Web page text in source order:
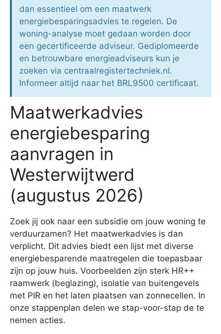
dan essentieel om een maatwerk
energiebesparingsadvies te regelen. De
woning-analyse moet gedaan worden door
een gecertificeerde adviseur. Gediplomeerde
en betrouwbare energieadviseurs kun je
zoeken via centraalregistertechniek.nl.
Informeer altijd naar het BRL9500 certificaat.
Maatwerkadvies
energiebesparing
aanvragen in
Westerwijtwerd
(augustus 2026)
Zoek jij ook naar een subsidie om jouw woning te
verduurzamen? Het maatwerkadvies is dan
verplicht. Dit advies biedt een lijst met diverse
energiebesparende maatregelen die toepasbaar
zijn op jouw huis. Voorbeelden zijn sterk HR++
raamwerk (beglazing), isolatie van buitengevels
met PIR en het laten plaatsen van zonnecellen. In
onze stappenplan delen we stap-voor-stap de te
nemen acties.